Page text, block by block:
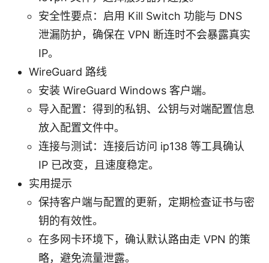
安全性要点：启用 Kill Switch 功能与 DNS
泄漏防护，确保在 VPN 断连时不会暴露真实
IP。
WireGuard 路线
安装 WireGuard Windows 客户端。
导入配置：得到的私钥、公钥与对端配置信息
放入配置文件中。
连接与测试：连接后访问 ip138 等工具确认
IP 已改变，且速度稳定。
实用提示
保持客户端与配置的更新，定期检查证书与密
钥的有效性。
在多网卡环境下，确认默认路由走 VPN 的策
略，避免流量泄露。